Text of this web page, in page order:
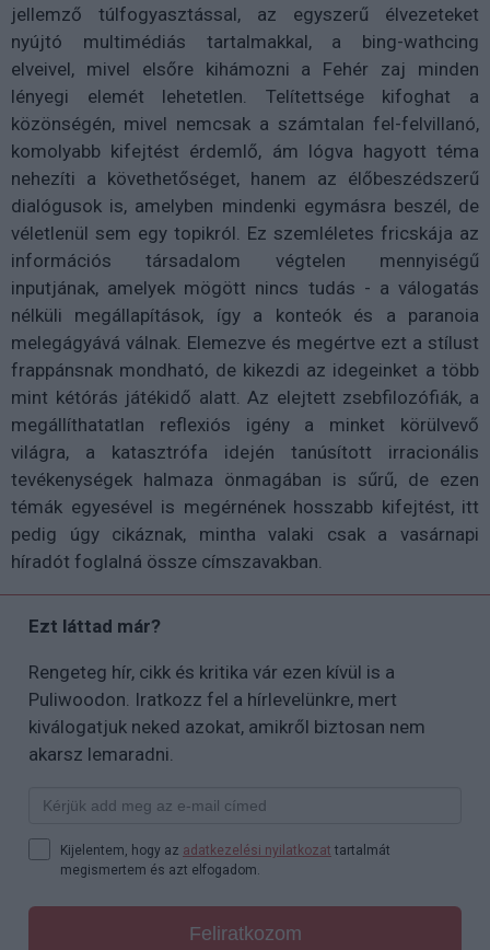
jellemző túlfogyasztással, az egyszerű élvezeteket
nyújtó multimédiás tartalmakkal, a bing-wathcing
elveivel, mivel elsőre kihámozni a Fehér zaj minden
lényegi elemét lehetetlen. Telítettsége kifoghat a
közönségén, mivel nemcsak a számtalan fel-felvillanó,
komolyabb kifejtést érdemlő, ám lógva hagyott téma
nehezíti a követhetőséget, hanem az élőbeszédszerű
dialógusok is, amelyben mindenki egymásra beszél, de
véletlenül sem egy topikról. Ez szemléletes fricskája az
információs társadalom végtelen mennyiségű
inputjának, amelyek mögött nincs tudás - a válogatás
nélküli megállapítások, így a konteók és a paranoia
melegágyává válnak. Elemezve és megértve ezt a stílust
frappánsnak mondható, de kikezdi az idegeinket a több
mint kétórás játékidő alatt. Az elejtett zsebfilozófiák, a
megállíthatatlan reflexiós igény a minket körülvevő
világra, a katasztrófa idején tanúsított irracionális
tevékenységek halmaza önmagában is sűrű, de ezen
témák egyesével is megérnének hosszabb kifejtést, itt
pedig úgy cikáznak, mintha valaki csak a vasárnapi
híradót foglalná össze címszavakban.
Ezt láttad már?
Rengeteg hír, cikk és kritika vár ezen kívül is a
Puliwoodon. Iratkozz fel a hírlevelünkre, mert
kiválogatjuk neked azokat, amikről biztosan nem
akarsz lemaradni.
Kijelentem, hogy az adatkezelési nyilatkozat tartalmát
megismertem és azt elfogadom.
Feliratkozom